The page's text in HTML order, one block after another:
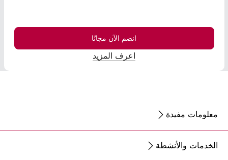
انضم الآن مجانًا
اعرف المزيد
معلومات مفيدة
الخدمات والأنشطة